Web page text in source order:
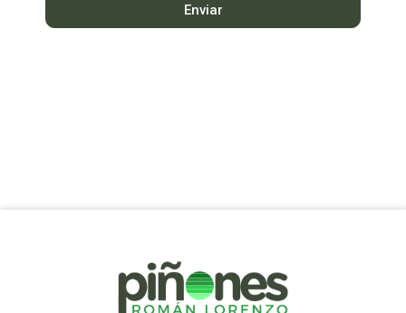
Enviar